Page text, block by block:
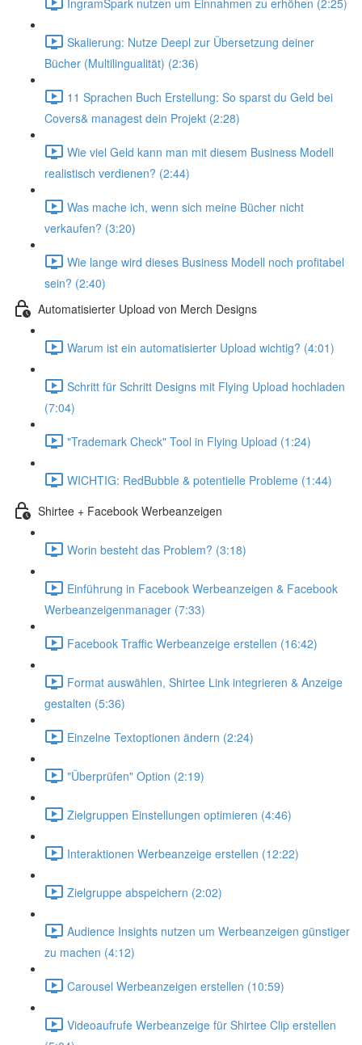
Skalierung: Nutze Deepl zur Übersetzung deiner
Bücher (Multilingualität) (2:36)
11 Sprachen Buch Erstellung: So sparst du Geld bei
Covers& managest dein Projekt (2:28)
Wie viel Geld kann man mit diesem Business Modell
realistisch verdienen? (2:44)
Was mache ich, wenn sich meine Bücher nicht
verkaufen? (3:20)
Wie lange wird dieses Business Modell noch profitabel
sein? (2:40)
Automatisierter Upload von Merch Designs
Warum ist ein automatisierter Upload wichtig? (4:01)
Schritt für Schritt Designs mit Flying Upload hochladen
(7:04)
"Trademark Check" Tool in Flying Upload (1:24)
WICHTIG: RedBubble & potentielle Probleme (1:44)
Shirtee + Facebook Werbeanzeigen
Worin besteht das Problem? (3:18)
Einführung in Facebook Werbeanzeigen & Facebook
Werbeanzeigenmanager (7:33)
Facebook Traffic Werbeanzeige erstellen (16:42)
Format auswählen, Shirtee Link integrieren & Anzeige
gestalten (5:36)
Einzelne Textoptionen ändern (2:24)
"Überprüfen" Option (2:19)
Zielgruppen Einstellungen optimieren (4:46)
Interaktionen Werbeanzeige erstellen (12:22)
Zielgruppe abspeichern (2:02)
Audience Insights nutzen um Werbeanzeigen günstiger
zu machen (4:12)
Carousel Werbeanzeigen erstellen (10:59)
Videoaufrufe Werbeanzeige für Shirtee Clip erstellen